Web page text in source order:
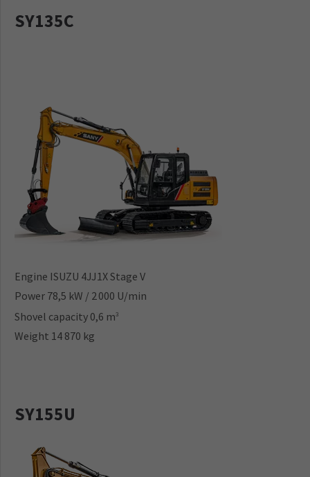
SY135C
Engine ISUZU 4JJ1X Stage V
Power 78,5 kW / 2 000 U/min
Shovel capacity 0,6 m 3
Weight 14 870 kg
SY155U